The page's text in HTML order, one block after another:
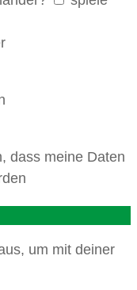
dass meine Daten
um mit deiner